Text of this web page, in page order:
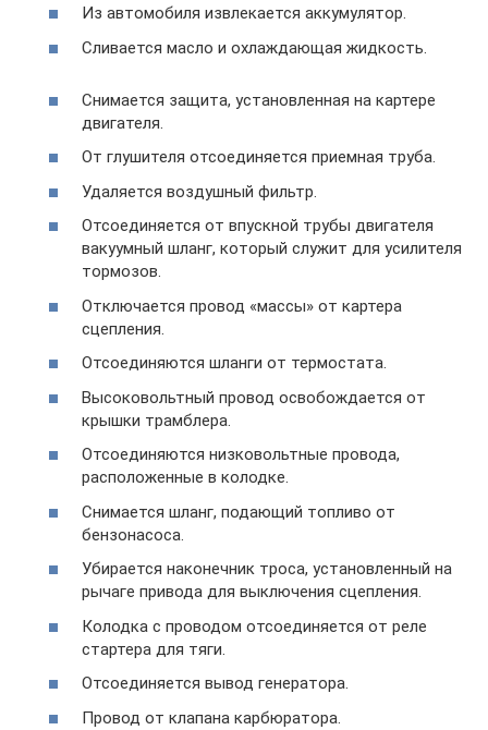
Из автомобиля извлекается аккумулятор.
Сливается масло и охлаждающая жидкость.
Снимается защита, установленная на картере
двигателя.
От глушителя отсоединяется приемная труба.
Удаляется воздушный фильтр.
Отсоединяется от впускной трубы двигателя
вакуумный шланг, который служит для усилителя
тормозов.
Отключается провод «массы» от картера
сцепления.
Отсоединяются шланги от термостата.
Высоковольтный провод освобождается от
крышки трамблера.
Отсоединяются низковольтные провода,
расположенные в колодке.
Снимается шланг, подающий топливо от
бензонасоса.
Убирается наконечник троса, установленный на
рычаге привода для выключения сцепления.
Колодка с проводом отсоединяется от реле
стартера для тяги.
Отсоединяется вывод генератора.
Провод от клапана карбюратора.